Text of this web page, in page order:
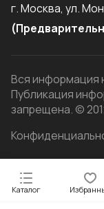
Каталог
г. Москва, ул.
Вся информация
Публикация
запрещена. ©